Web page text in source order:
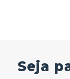
Seja